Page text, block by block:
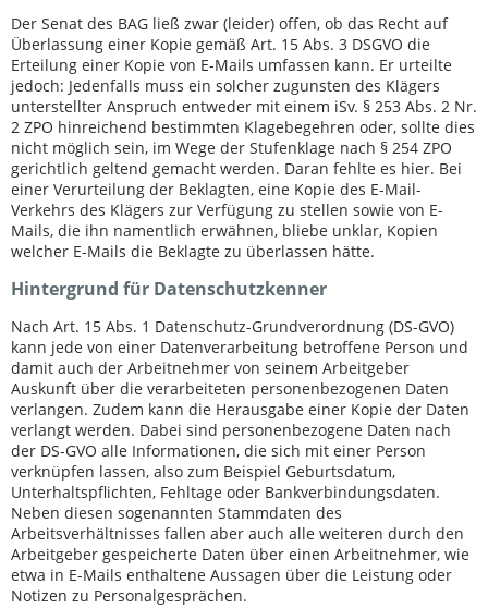
Der Senat des BAG ließ zwar (leider) offen, ob das Recht auf
Überlassung einer Kopie gemäß Art. 15 Abs. 3 DSGVO die
Erteilung einer Kopie von E-Mails umfassen kann. Er urteilte
jedoch: Jedenfalls muss ein solcher zugunsten des Klägers
unterstellter Anspruch entweder mit einem iSv. § 253 Abs. 2 Nr.
2 ZPO hinreichend bestimmten Klagebegehren oder, sollte dies
nicht möglich sein, im Wege der Stufenklage nach § 254 ZPO
gerichtlich geltend gemacht werden. Daran fehlte es hier. Bei
einer Verurteilung der Beklagten, eine Kopie des E-Mail-
Verkehrs des Klägers zur Verfügung zu stellen sowie von E-
Mails, die ihn namentlich erwähnen, bliebe unklar, Kopien
welcher E-Mails die Beklagte zu überlassen hätte.
Hintergrund für Datenschutzkenner
Nach Art. 15 Abs. 1 Datenschutz-Grundverordnung (DS-GVO)
kann jede von einer Datenverarbeitung betroffene Person und
damit auch der Arbeitnehmer von seinem Arbeitgeber
Auskunft über die verarbeiteten personenbezogenen Daten
verlangen. Zudem kann die Herausgabe einer Kopie der Daten
verlangt werden. Dabei sind personenbezogene Daten nach
der DS-GVO alle Informationen, die sich mit einer Person
verknüpfen lassen, also zum Beispiel Geburtsdatum,
Unterhaltspflichten, Fehltage oder Bankverbindungsdaten.
Neben diesen sogenannten Stammdaten des
Arbeitsverhältnisses fallen aber auch alle weiteren durch den
Arbeitgeber gespeicherte Daten über einen Arbeitnehmer, wie
etwa in E-Mails enthaltene Aussagen über die Leistung oder
Notizen zu Personalgesprächen.